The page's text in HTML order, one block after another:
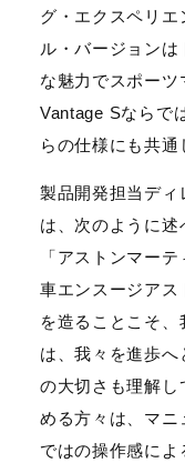
グ・エクスペリ
ル・バージョン
な魅力でスポー
Vantage Sならで
らの仕様にも共通
製品開発担当ディ
は、次のように述
「アストンマー
車エンスージアス
を造ることこそ
は、我々を進歩
の大切さも理解し
める方々は、マニ
ではの操作感によ